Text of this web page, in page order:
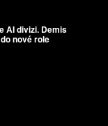
AI divizi. Demis
nové role